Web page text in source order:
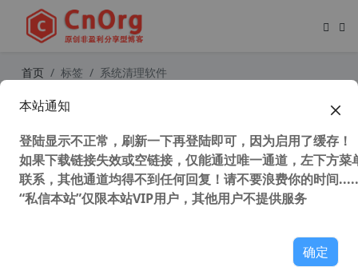
首页 标签 系统清理软件
Glary Utilities Pro v5.206.0.237 顶级
本站通知
登陆显示不正常，刷新一下再登陆即可，因为启用了缓存！
如果下载链接失效或空链接，仅能通过唯一通道，左下方菜
联系，其他通道均得不到任何回复！请不要浪费你的时间
“私信本站”仅限本站VIP用户，其他用户不提供服务
确定